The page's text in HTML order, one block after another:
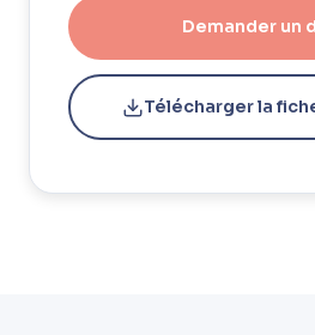
Demander un
Télécharger la